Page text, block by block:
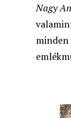
Nagy
minden